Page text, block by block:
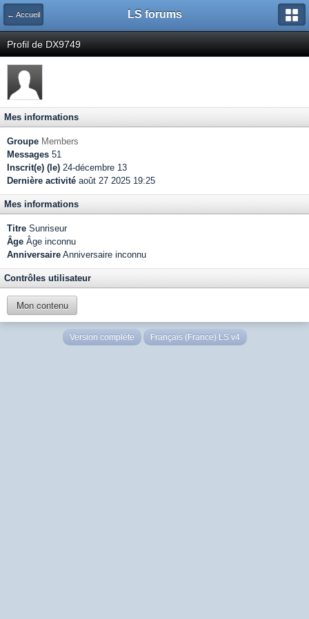
← Accueil LS forums
Profil de DX9749
Mes informations
Groupe Members
Messages 51
Inscrit(e) (le) 24-décembre 13
Dernière activité août 27 2025 19:25
Mes informations
Titre Sunriseur
Âge Âge inconnu
Anniversaire Anniversaire inconnu
Contrôles utilisateur
Mon contenu
Version complète Français (France) LS v4